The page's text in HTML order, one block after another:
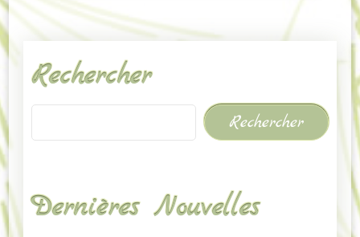
Rechercher
Rechercher
Dernières Nouvelles